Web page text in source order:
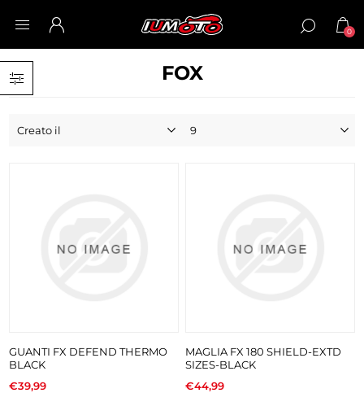
0
FOX
GUANTI FX DEFEND THERMO
BLACK
€39,99
MAGLIA FX 180 SHIELD-EXTD
SIZES-BLACK
€44,99